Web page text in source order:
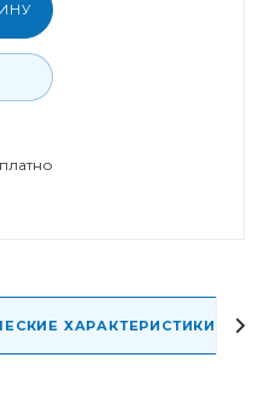
ХАРАКТЕРИСТИКИ
менеджер свяжется с